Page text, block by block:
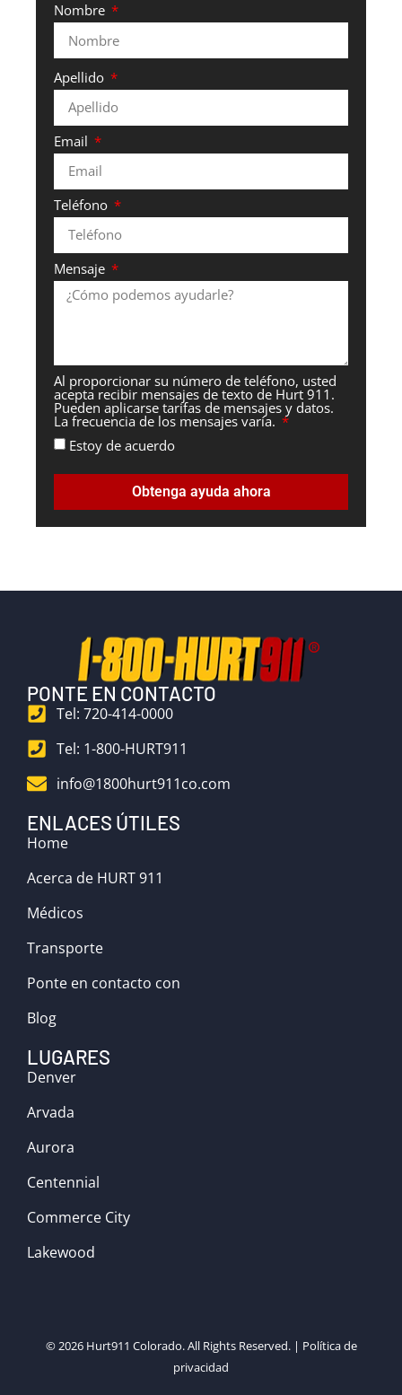
Nombre
Apellido
Email
Teléfono
Mensaje
Al proporcionar su número de teléfono, usted
acepta recibir mensajes de texto de Hurt 911.
Pueden aplicarse tarifas de mensajes y datos.
La frecuencia de los mensajes varía.
Estoy de acuerdo
Obtenga ayuda ahora
PONTE EN CONTACTO
Tel: 720-414-0000
Tel: 1-800-HURT911
info@1800hurt911co.com
ENLACES ÚTILES
Home
Acerca de HURT 911
Médicos
Transporte
Ponte en contacto con
Blog
LUGARES
Denver
Arvada
Aurora
Centennial
Commerce City
Lakewood
© 2026 Hurt911 Colorado. All Rights Reserved. | Política de
privacidad